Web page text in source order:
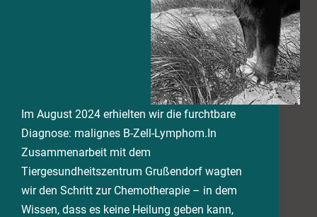
Im August 2024 erhielten wir die furchtbare
Diagnose: malignes B-Zell-Lymphom.In
Zusammenarbeit mit dem
Tiergesundheitszentrum Grußendorf wagten
wir den Schritt zur Chemotherapie – in dem
Wissen, dass es keine Heilung geben kann,